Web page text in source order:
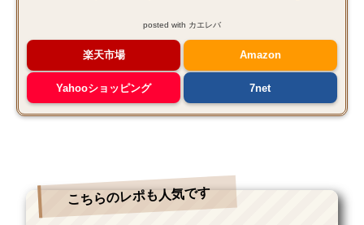
posted with カエレバ
楽天市場 Amazon
Yahooショッピング 7net
こちらのレポも人気です